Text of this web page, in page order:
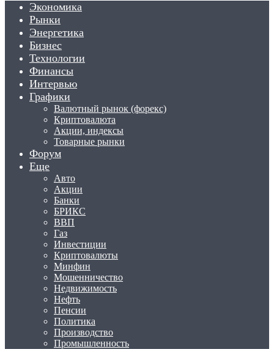
Экономика
Рынки
Энергетика
Бизнес
Технологии
Финансы
Интервью
Графики
Валютный рынок (форекс)
Криптовалюта
Акции, индексы
Товарные рынки
Форум
Еще
Авто
Акции
Банки
БРИКС
ВВП
Газ
Инвестиции
Криптовалюты
Минфин
Мошенничество
Недвижимость
Нефть
Пенсии
Политика
Производство
Промышленность